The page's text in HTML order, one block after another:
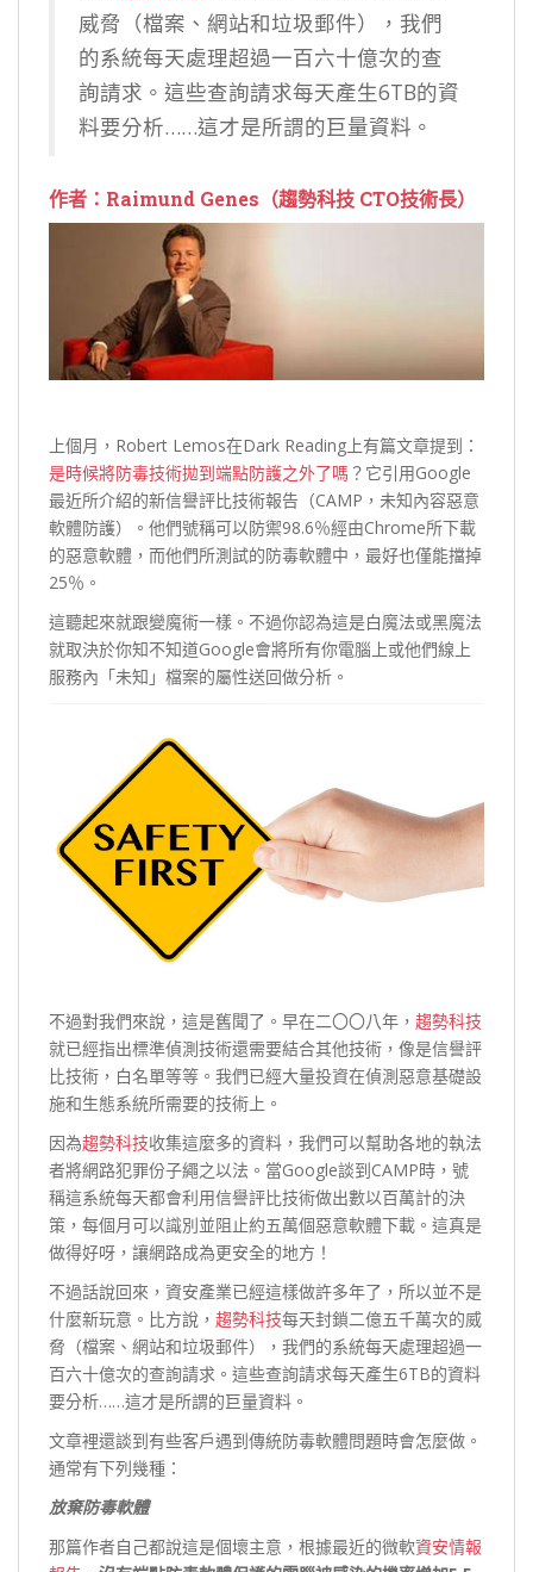
威脅（檔案、網站和垃圾郵件），我們
的系統每天處理超過一百六十億次的查
詢請求。這些查詢請求每天產生6TB的資
料要分析……這才是所謂的巨量資料。
作者： Raimund Genes（趨勢科技 CTO技術長）
上個月，Robert Lemos在Dark Reading上有篇文章提到：
是時候將防毒技術拋到端點防護之外了嗎？它引用Google
最近所介紹的新信譽評比技術報告（CAMP，未知內容惡意
軟體防護）。他們號稱可以防禦98.6％經由Chrome所下載
的惡意軟體，而他們所測試的防毒軟體中，最好也僅能擋掉
25％。
這聽起來就跟變魔術一樣。不過你認為這是白魔法或黑魔法
就取決於你知不知道Google會將所有你電腦上或他們線上
服務內「未知」檔案的屬性送回做分析。
不過對我們來說，這是舊聞了。早在二〇〇八年， 趨勢科技
就已經指出標準偵測技術還需要結合其他技術，像是信譽評
比技術，白名單等等。我們已經大量投資在偵測惡意基礎設
施和生態系統所需要的技術上。
因為趨勢科技收集這麼多的資料，我們可以幫助各地的執法
者將網路犯罪份子繩之以法。當Google談到CAMP時，號
稱這系統每天都會利用信譽評比技術做出數以百萬計的決
策，每個月可以識別並阻止約五萬個惡意軟體下載。這真是
做得好呀，讓網路成為更安全的地方！
不過話說回來，資安產業已經這樣做許多年了，所以並不是
什麼新玩意。比方說， 趨勢科技每天封鎖二億五千萬次的威
脅（檔案、網站和垃圾郵件），我們的系統每天處理超過一
百六十億次的查詢請求。這些查詢請求每天產生6TB的資料
要分析……這才是所謂的巨量資料。
文章裡還談到有些客戶遇到傳統防毒軟體問題時會怎麼做。
通常有下列幾種：
放棄防毒軟體
那篇作者自己都說這是個壞主意，根據最近的微軟資安情報